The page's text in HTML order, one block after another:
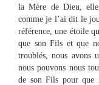
la Mère de Dieu,
comme je l’ai dit le
référence, une étoile
que son Fils et que
troublés, nous avons
nous pouvons nous
de son Fils pour que